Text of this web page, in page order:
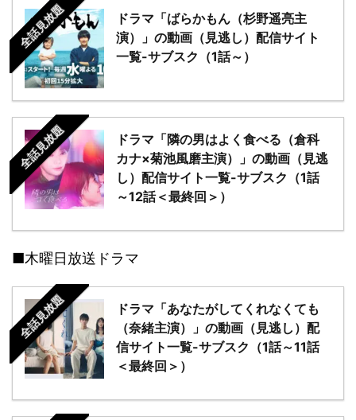
全話見放題
ドラマ「ばらかもん（杉野遥亮主
演）」の動画（見逃し）配信サイト
一覧-サブスク（1話～）
全話見放題
ドラマ「隣の男はよく食べる（倉科
カナ×菊池風磨主演）」の動画（見逃
し）配信サイト一覧-サブスク（1話
～12話＜最終回＞）
■木曜日放送ドラマ
全話見放題
ドラマ「あなたがしてくれなくても
（奈緒主演）」の動画（見逃し）配
信サイト一覧-サブスク（1話～11話
＜最終回＞）